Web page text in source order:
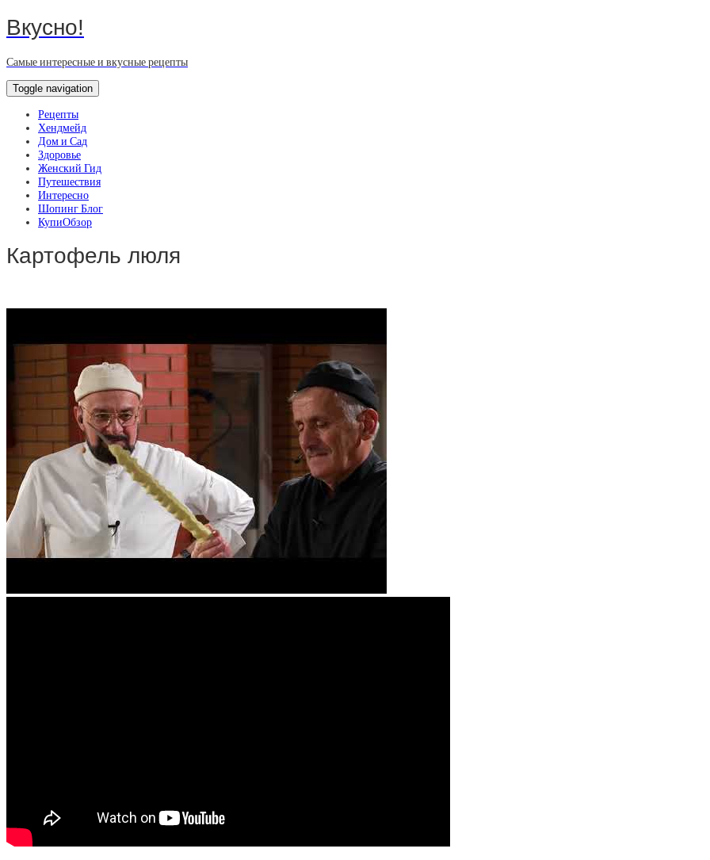
Вкусно!
Самые интересные и вкусные рецепты
Toggle navigation
Рецепты
Хендмейд
Дом и Сад
Здоровье
Женский Гид
Путешествия
Интересно
Шопинг Блог
КупиОбзор
Картофель люля